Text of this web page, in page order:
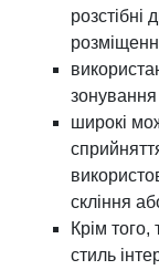
розстібні
зонування
широкі
скління
Крім того,
стиль